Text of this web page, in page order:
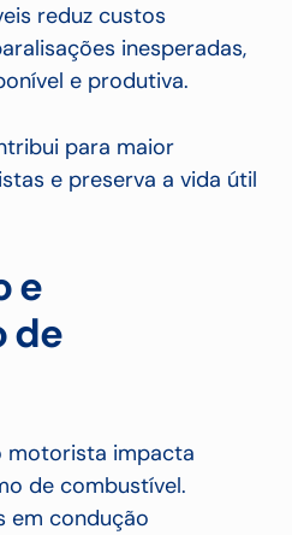
reduz custos
inesperadas,
e produtiva.
para maior
e preserva a vida útil
e
de
impacta
de combustível.
em condução